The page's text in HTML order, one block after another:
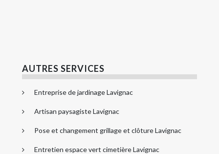
AUTRES SERVICES
Entreprise de jardinage Lavignac
Artisan paysagiste Lavignac
Pose et changement grillage et clôture Lavignac
Entretien espace vert cimetière Lavignac